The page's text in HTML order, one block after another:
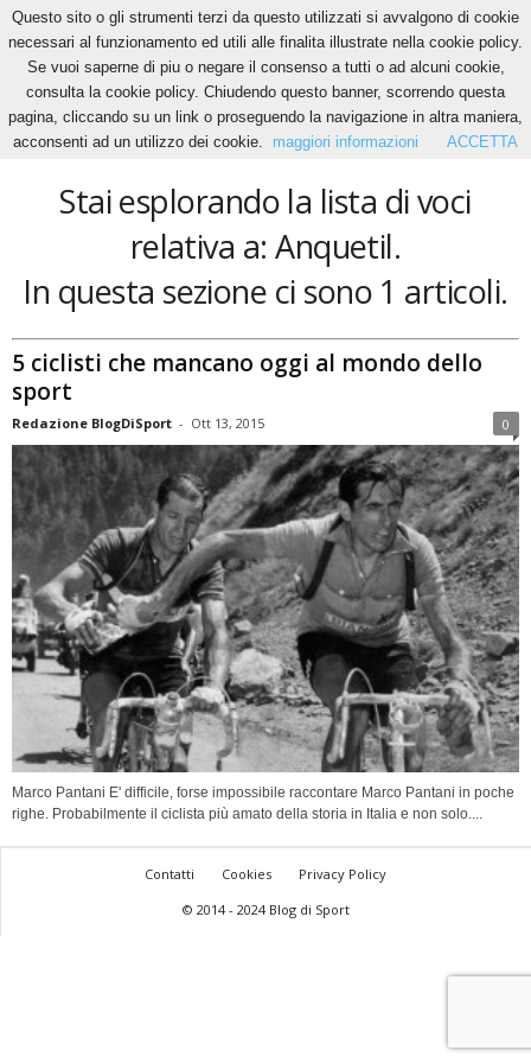
Home Tags Anquetil
Anquetil
Stai esplorando la lista di voci
relativa a: Anquetil.
In questa sezione ci sono 1 articoli.
5 ciclisti che mancano oggi al mondo dello
sport
Redazione BlogDiSport - Ott 13, 2015 0
Marco Pantani E' difficile, forse impossibile raccontare Marco Pantani in poche
righe. Probabilmente il ciclista più amato della storia in Italia e non solo....
Contatti Cookies
Privacy Policy
© 2014 - 2024 Blog di Sport
Questo sito o gli strumenti terzi da questo utilizzati si avvalgono di cookie
necessari al funzionamento ed utili alle finalita illustrate nella cookie policy.
Se vuoi saperne di piu o negare il consenso a tutti o ad alcuni cookie,
consulta la cookie policy. Chiudendo questo banner, scorrendo questa
pagina, cliccando su un link o proseguendo la navigazione in altra maniera,
acconsenti ad un utilizzo dei cookie.
maggiori informazioni ACCETTA